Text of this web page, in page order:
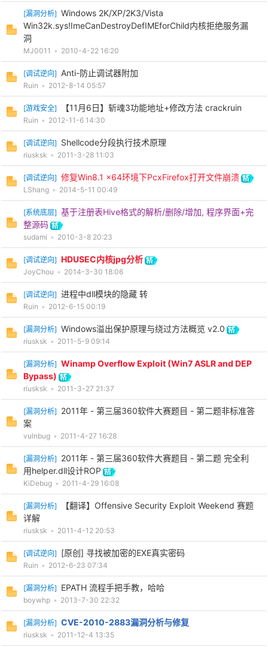
52
po
jie.
[漏洞分析] Windows 2K/XP/2K3/Vista
Win32k.sys!ImeCanDestroyDefIMEforChild内核拒绝服务漏
洞
MJ0011 • 2010-4-22 16:20
[调试逆向] Anti-防止调试器附加
Ruin • 2012-8-14 05:57
[游戏安全] 【11月6日】斩魂3功能地址+修改方法 crackruin
Ruin • 2012-11-6 14:30
[调试逆向] Shellcode分段执行技术原理
riusksk • 2011-3-28 11:03
[调试逆向] 修复Win8.1 x64环境下PcxFirefox打开文件崩溃
LShang • 2014-5-11 00:49
[系统底层] 基于注册表Hive格式的解析/删除/增加, 程序界面+完
整源码
sudami • 2010-3-8 20:23
[调试逆向] HDUSEC内核jpg分析
JoyChou • 2014-3-30 18:06
[调试逆向] 进程中dll模块的隐藏 转
Ruin • 2012-6-15 00:19
[漏洞分析] Windows溢出保护原理与绕过方法概览 v2.0
riusksk • 2011-5-9 09:14
[漏洞分析] Winamp Overflow Exploit (Win7 ASLR and DEP
Bypass)
riusksk • 2011-3-27 21:37
[漏洞分析] 2011年 - 第三届360软件大赛题目 - 第二题非标准答
案
vulnbug • 2011-4-27 16:28
[漏洞分析] 2011年 - 第三届360软件大赛题目 - 第二题 完全利
用helper.dll设计ROP
KiDebug • 2011-4-29 16:08
[漏洞分析]
【翻译】Offensive Security Exploit Weekend 赛题
详解
riusksk • 2011-4-12 20:53
[调试逆向] [原创] 寻找被加密的EXE真实密码
Ruin • 2012-6-23 07:34
[漏洞分析] EPATH 流程手把手教，哈哈
boywhp • 2013-7-30 22:32
[漏洞分析] CVE-2010-2883漏洞分析与修复
riusksk • 2011-12-4 13:35